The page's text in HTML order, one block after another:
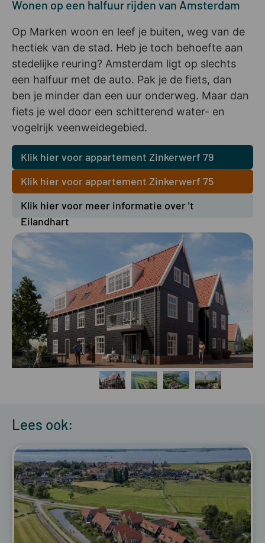
Wonen op een halfuur rijden van Amsterdam
Op Marken woon en leef je buiten, weg van de
hectiek van de stad. Heb je toch behoefte aan
stedelijke reuring? Amsterdam ligt op slechts
een halfuur met de auto. Pak je de fiets, dan
ben je minder dan een uur onderweg. Maar dan
fiets je wel door een schitterend water- en
vogelrijk veenweidegebied.
Klik hier voor appartement Zinkerwerf 79
Klik hier voor appartement Zinkerwerf 75
Klik hier voor meer informatie over 't
Eilandhart
Lees ook: